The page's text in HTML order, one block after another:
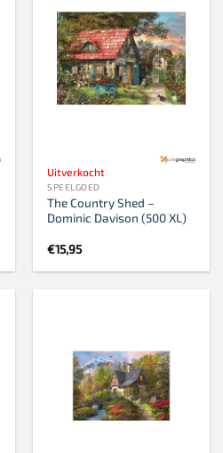
Uitverkocht
SPEELGOED
The Country Shed –
Dominic Davison (500 XL)
€15,95